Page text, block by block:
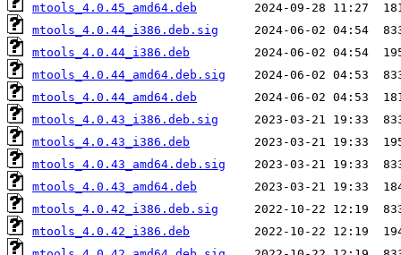
mtools_4.0.45_amd64.deb
mtools_4.0.44_i386.deb.sig
mtools_4.0.44_i386.deb
mtools_4.0.44_amd64.deb.sig
mtools_4.0.44_amd64.deb
mtools_4.0.43_i386.deb.sig
mtools_4.0.43_i386.deb
mtools_4.0.43_amd64.deb.sig
mtools_4.0.43_amd64.deb
mtools_4.0.42_i386.deb.sig
mtools_4.0.42_i386.deb